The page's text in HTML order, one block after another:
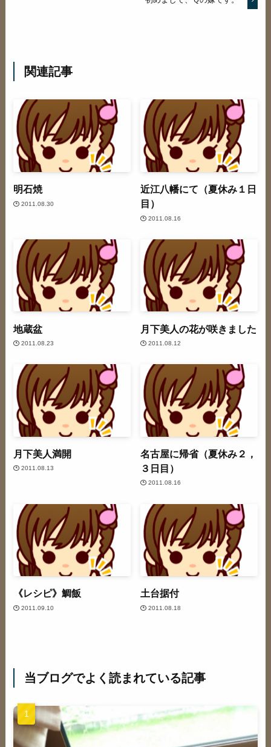
関連記事
明石焼
2011.08.30
近江八幡にて（夏休み１日
目）
2011.08.16
地蔵盆
2011.08.23
月下美人の花が咲きました
2011.08.12
月下美人満開
2011.08.13
名古屋に帰省（夏休み２，
３日目）
2011.08.16
《レシピ》鯛飯
2011.09.10
土台据付
2011.08.18
当ブログでよく読まれている記事